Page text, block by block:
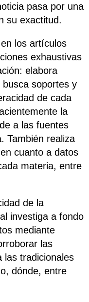
pasa por una
su exactitud.
los artículos
exhaustivas
elabora
soportes y
de cada
la
a las fuentes
También realiza
cuanto a datos
materia, entre
de la
investiga a fondo
mediante
las
las tradicionales
dónde, entre